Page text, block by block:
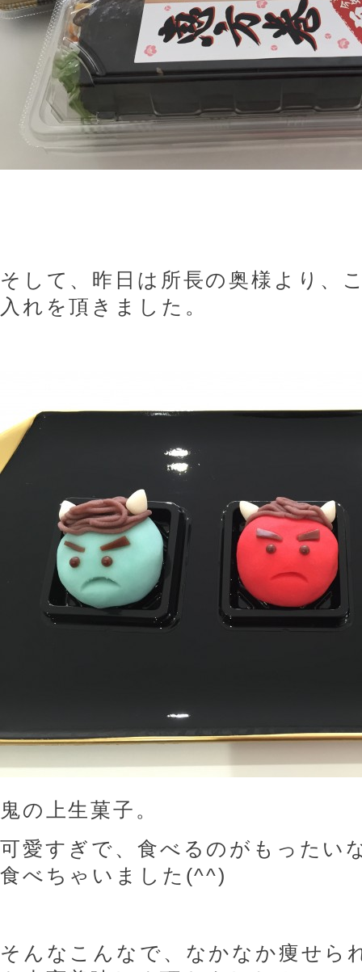
そして、昨日は所長の奥様より、
入れを頂きました。
鬼の上生菓子。
可愛すぎで、食べるのがもったい
食べちゃいました(^^)
そんなこんなで、なかなか痩せら